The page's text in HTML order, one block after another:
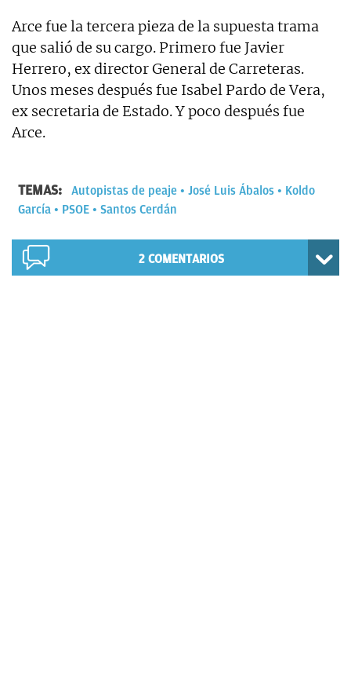
Arce fue la tercera pieza de la supuesta trama
que salió de su cargo. Primero fue Javier
Herrero, ex director General de Carreteras.
Unos meses después fue Isabel Pardo de Vera,
ex secretaria de Estado. Y poco después fue
Arce.
TEMAS: Autopistas de peaje José Luis Ábalos
Koldo
García
PSOE Santos Cerdán
2 COMENTARIOS